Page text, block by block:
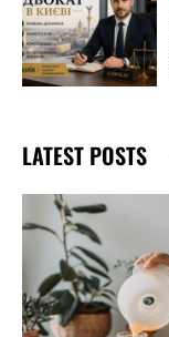
LATEST POSTS